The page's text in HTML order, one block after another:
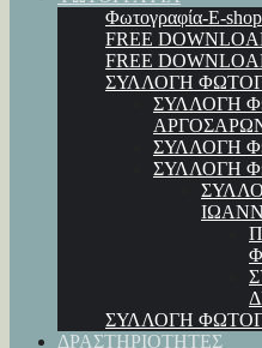
Φωτογραφία-E-
FREE
FREE
ΣΥΛΛΟΓΗ
ΣΥΛΛΟΓΗ
ΣΥΛΛΟΓΗ
ΣΥΛΛΟΓΗ
ΣΥΛΛΟΓΗ
ΔΡΑΣΤΗΡΙΟΤΗΤΕΣ